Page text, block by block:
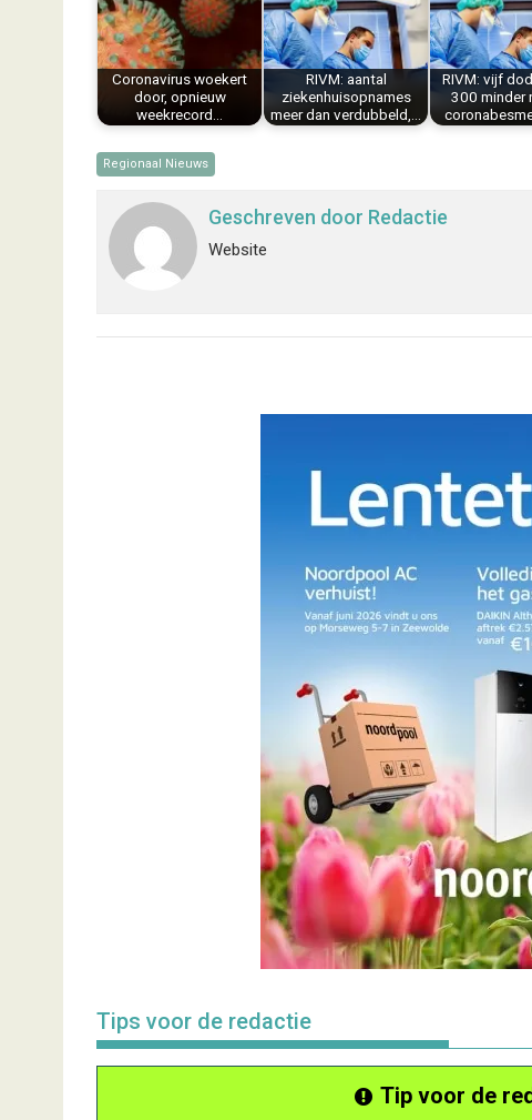
o
o
k
r
e
t
d
n
A
p
p
Coronavirus woekert
door, opnieuw
weekrecord…
RIVM: aantal
ziekenhuisopnames
meer dan verdubbeld,…
RIVM: vijf
300 minder
Regionaal Nieuws
Geschreven door Redactie
Website
Tips voor de redactie
Tip voor de